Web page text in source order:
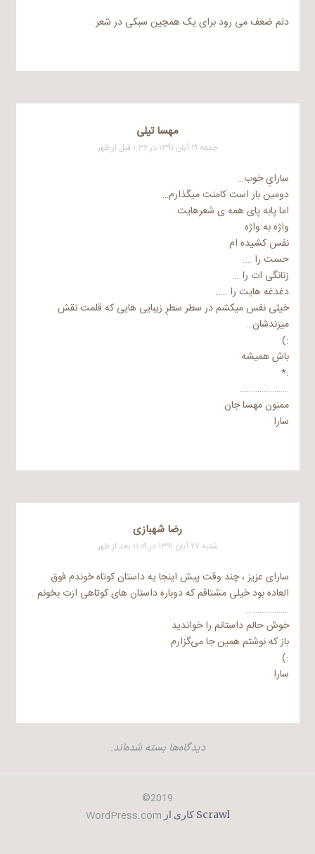
دلم ضعف می رود برای یک همچین سبکی در شعر
مهسا تیلی
جمعه ۱۹ آبان ۱۳۹۱ در ۱:۳۲ قبل از ظهر
سارایِ خوب…
دومین بار است کامنت میگذارم…
اما پابه پای همه ی شعرهایت
واژه به واژه
نفس کشیده ام
حست را ….
زنانگی ات را …
دغدغه هایت را …..
خیلی نفس میکشم در سطر سطرِ زیبایی هایی که قلمت نقش
میزندشان…
:)
باش همیشه
:*
…………………..
ممنون مهسا جان
سارا
رضا شهبازی
شنبه ۲۷ آبان ۱۳۹۱ در ۱۱:۰۹ بعد از ظهر
سارای عزیز ، چند وقت پیش اینجا یه داستان کوتاه خوندم فوق
العاده بود خیلی مشتاقم که دوباره داستان های کوتاهی ازت بخونم .
………………..
خوش حالم داستانم را خواندید
باز که نوشتم همین جا می‌گزارم
:)
سارا
دیدگاه‌ها بسته شده‌اند.
2019©
Scrawl کاری از WordPress.com